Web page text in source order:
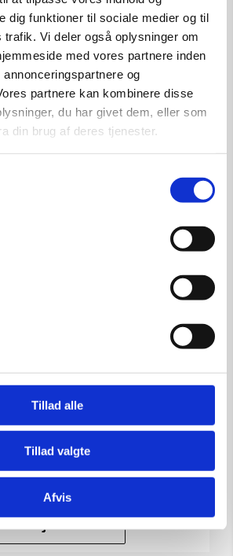
dig funktioner til sociale medier og til
Vi deler også oplysninger om
med vores partnere inden
og
partnere kan kombinere disse
du har givet dem, eller som
din brug af deres tjenester.
Tillad alle
Tillad valgte
Afvis
– grafik af Ole
Ahlberg
Tilføj til kurv